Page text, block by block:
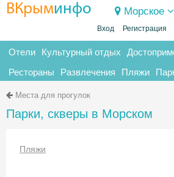
ВКрыминфо Морское
Вход Регистрация
Отели Культурный отдых
Рестораны Развлечения Пляжи
Места для прогулок
Парки, скверы в Морском
Пляжи